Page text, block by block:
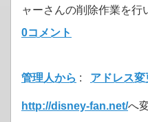
ャーさんの削除作業を行
0コメント
管理人から : アドレス変
http://disney-fan.net/へ